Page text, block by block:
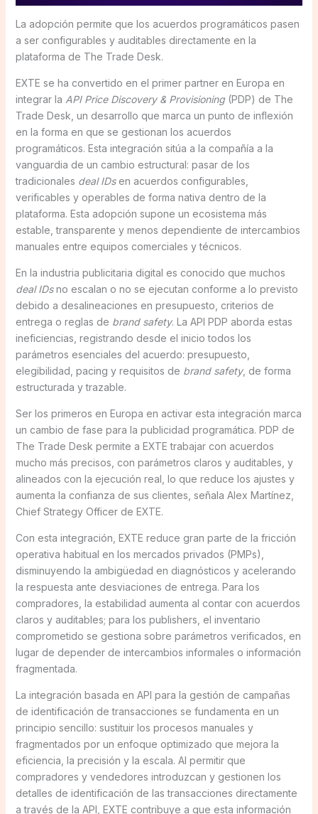
La adopción permite que los acuerdos programáticos pasen
a ser configurables y auditables directamente en la
plataforma de The Trade Desk.
EXTE se ha convertido en el primer partner en Europa en
integrar la API Price Discovery & Provisioning(PDP) de The
Trade Desk, un desarrollo que marca un punto de inflexión
en la forma en que se gestionan los acuerdos
programáticos. Esta integración sitúa a la compañía a la
vanguardia de un cambio estructural: pasar de los
tradicionales deal IDsen acuerdos configurables,
verificables y operables de forma nativa dentro de la
plataforma. Esta adopción supone un ecosistema más
estable, transparente y menos dependiente de intercambios
manuales entre equipos comerciales y técnicos.
En la industria publicitaria digital es conocido que muchos
deal IDsno escalan o no se ejecutan conforme a lo previsto
debido a desalineaciones en presupuesto, criterios de
entrega o reglas de brand safety. La API PDP aborda estas
ineficiencias, registrando desde el inicio todos los
parámetros esenciales del acuerdo: presupuesto,
elegibilidad, pacing y requisitos de brand safety, de forma
estructurada y trazable.
Ser los primeros en Europa en activar esta integración marca
un cambio de fase para la publicidad programática. PDP de
The Trade Desk permite a EXTE trabajar con acuerdos
mucho más precisos, con parámetros claros y auditables, y
alineados con la ejecución real, lo que reduce los ajustes y
aumenta la confianza de sus clientes, señala Alex Martínez,
Chief Strategy Officer de EXTE.
Con esta integración, EXTE reduce gran parte de la fricción
operativa habitual en los mercados privados (PMPs),
disminuyendo la ambigüedad en diagnósticos y acelerando
la respuesta ante desviaciones de entrega. Para los
compradores, la estabilidad aumenta al contar con acuerdos
claros y auditables; para los publishers, el inventario
comprometido se gestiona sobre parámetros verificados, en
lugar de depender de intercambios informales o información
fragmentada.
La integración basada en API para la gestión de campañas
de identificación de transacciones se fundamenta en un
principio sencillo: sustituir los procesos manuales y
fragmentados por un enfoque optimizado que mejora la
eficiencia, la precisión y la escala. Al permitir que
compradores y vendedores introduzcan y gestionen los
detalles de identificación de las transacciones directamente
a través de la API, EXTE contribuye a que esta información